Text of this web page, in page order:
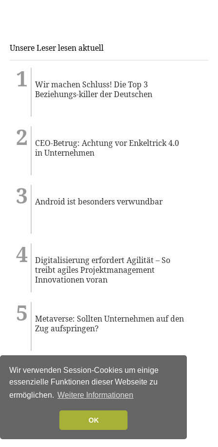
Wir verwenden Session-Cookies um einige
essenzielle Funktionen dieser Webseite zu
ermöglichen. Weitere Informationen
OK
Unsere Leser lesen aktuell
Wir machen Schluss! Die Top 3
Beziehungs-killer der Deutschen
CEO-Betrug: Achtung vor Enkeltrick 4.0
in Unternehmen
Android ist besonders verwundbar
Digitalisierung erfordert Agilität – So
treibt agiles Projektmanagement
Innovationen voran
Metaverse: Sollten Unternehmen auf den
Zug aufspringen?